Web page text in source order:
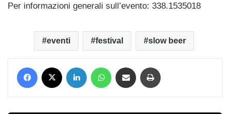
Per informazioni generali sull’evento: 338.1535018
eventi festival slow beer
Facebook LinkedIn WhatsApp Condividi via mail